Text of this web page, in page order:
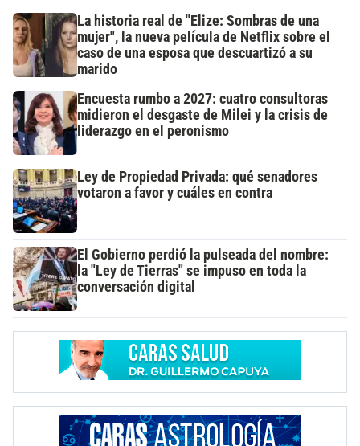
La historia real de "Elize: Sombras de una
mujer", la nueva película de Netflix sobre el
caso de una esposa que descuartizó a su
marido
Encuesta rumbo a 2027: cuatro consultoras
midieron el desgaste de Milei y la crisis de
liderazgo en el peronismo
Ley de Propiedad Privada: qué senadores
votaron a favor y cuáles en contra
El Gobierno perdió la pulseada del nombre:
la "Ley de Tierras" se impuso en toda la
conversación digital